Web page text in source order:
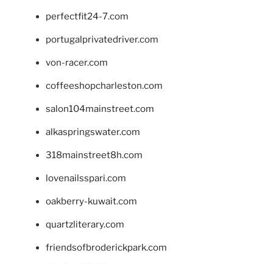
perfectfit24-7.com
portugalprivatedriver.com
von-racer.com
coffeeshopcharleston.com
salon104mainstreet.com
alkaspringswater.com
318mainstreet8h.com
lovenailsspari.com
oakberry-kuwait.com
quartzliterary.com
friendsofbroderickpark.com